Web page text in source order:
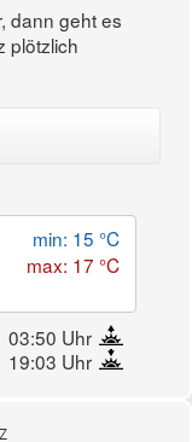
dann geht es
plötzlich
min: 15 °C
max: 17 °C
03:50 Uhr
19:03 Uhr